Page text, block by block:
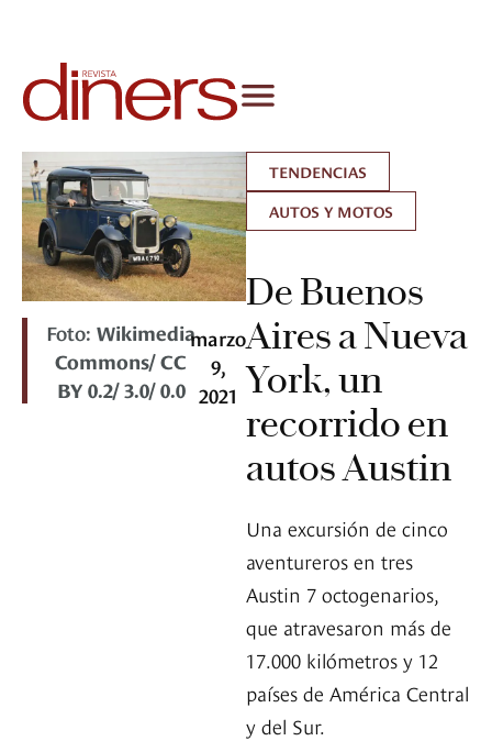
Foto:Wikimedia
Commons/ CC
BY 0.2/ 3.0/ 0.0
marzo
9,
2021
TENDENCIAS
AUTOS Y MOTOS
De Buenos
Aires a Nueva
York, un
recorrido en
autos Austin
Una excursión de cinco
aventureros en tres
Austin 7 octogenarios,
que atravesaron más de
17.000 kilómetros y 12
países de América Central
y del Sur.